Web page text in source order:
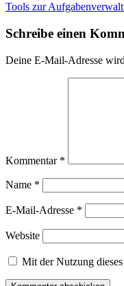
Tools zur
Schreibe einen
Deine E-Mail-Adresse
Kommentar *
Name *
E-Mail-Adresse *
Website
Mit der Nutzung